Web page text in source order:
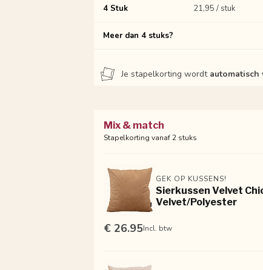
4 Stuk 21,95 / stuk
Meer dan 4 stuks?
Je stapelkorting wordt
Mix & match
Stapelkorting vanaf 2 stuks
GEK OP KUSSENS!
Sierkussen Velvet
Velvet/Polyester
€ 26.95Incl. btw